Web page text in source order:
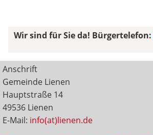
Wir sind für Sie da! Bürgertelefon:
Anschrift
Gemeinde Lienen
Hauptstraße 14
49536 Lienen
E-Mail: info(at)lienen.de